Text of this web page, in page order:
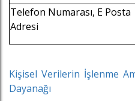
Telefon Numarası, E Posta
Adresi
Kişisel Verilerin İşlenme
Dayanağı